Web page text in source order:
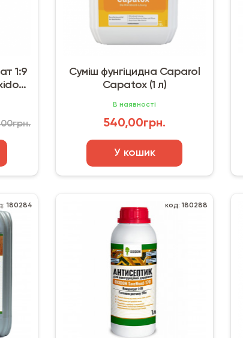
1:9
Суміш фунгіцидна Caparol
Capatox (1 л)
В наявності
540,00грн.
У кошик
180284 код: 180288